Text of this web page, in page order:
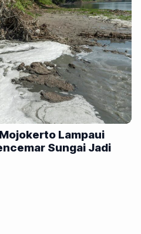
Lampaui
Sungai Jadi